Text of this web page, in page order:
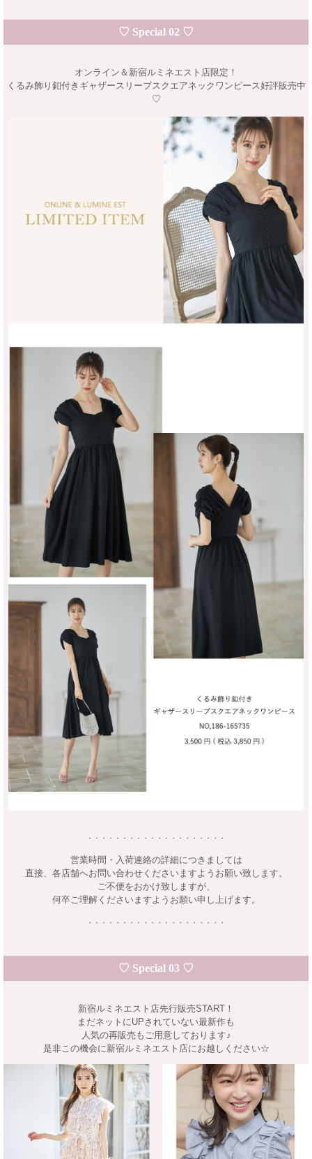
♡ Special 02 ♡
オンライン＆新宿ルミネエスト店限定！
くるみ飾り釦付きギャザースリーブスクエアネックワンピース好評販売中
♡
・・・・・・・・・・・・・・・・・・・・
営業時間・入荷連絡の詳細につきましては
直接、各店舗へお問い合わせくださいますようお願い致します。
ご不便をおかけ致しますが、
何卒ご理解くださいますようお願い申し上げます。
・・・・・・・・・・・・・・・・・・・・
♡ Special 03 ♡
新宿ルミネエスト店先行販売START！
まだネットにUPされていない最新作も
人気の再販売もご用意しております♪
是非この機会に新宿ルミネエスト店にお越しください☆